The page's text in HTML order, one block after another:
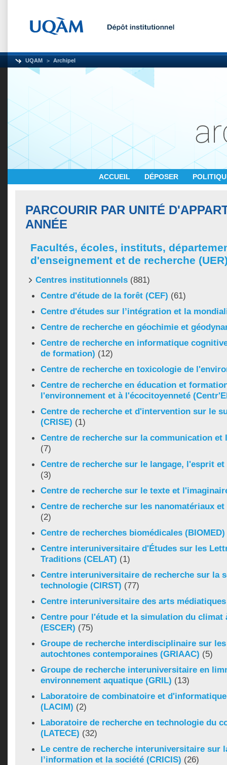
UQAM Archipel
ACCUEIL DÉPOSER
PARCOURIR PAR UNITÉ
ANNÉE
Facultés, écoles, instituts,
d'enseignement et de recherche
Centres institutionnels (881)
Centre d'étude de la forêt (CEF) (61)
Centre d'études sur l’intégration et la
Centre de recherche en géochimie et
Centre de recherche en informatique
de formation) (12)
Centre de recherche en toxicologie de
Centre de recherche en éducation et
l'environnement et à l'écocitoyenneté
Centre de recherche et d'intervention sur le
(CRISE) (1)
Centre de recherche sur la communication et
(7)
Centre de recherche sur le langage, l'esprit et
(3)
Centre de recherche sur le texte et
Centre de recherche sur les nanomatériaux
(2)
Centre de recherches biomédicales (BIOMED)
Centre interuniversitaire d'Études sur les
Traditions (CELAT) (1)
Centre interuniversitaire de recherche sur la
technologie (CIRST) (77)
Centre interuniversitaire des arts
Centre pour l'étude et la simulation du climat
(ESCER) (75)
Groupe de recherche interdisciplinaire sur
autochtones contemporaines (GRIAAC) (5)
Groupe de recherche interuniversitaire en
environnement aquatique (GRIL) (13)
Laboratoire de combinatoire et
(LACIM) (2)
Laboratoire de recherche en technologie du
(LATECE) (32)
Le centre de recherche interuniversitaire sur
l’information et la société (CRICIS) (26)